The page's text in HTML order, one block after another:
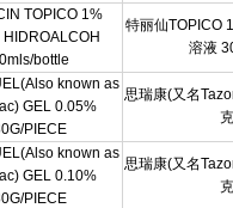
TOPICO 1%
HIDROALCOH
bottle
特丽仙TOPICO
溶液
known as
GEL 0.05%
PIECE
思瑞康(又名
known as
GEL 0.10%
PIECE
思瑞康(又名